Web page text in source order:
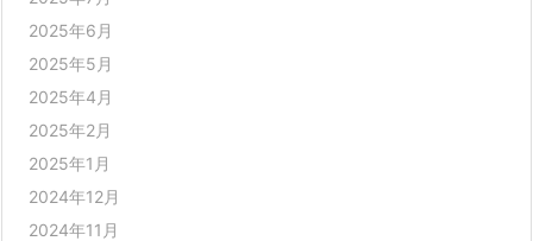
2025年6月
2025年5月
2025年4月
2025年2月
2025年1月
2024年12月
2024年11月